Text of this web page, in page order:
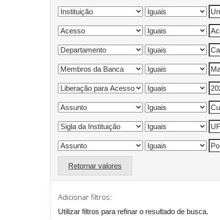
Retornar valores
Adicionar filtros:
Utilizar filtros para refinar o resultado de busca.